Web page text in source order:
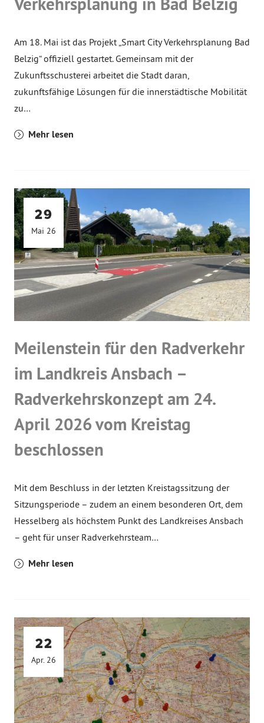
Am 18. Mai ist das Projekt „Smart City Verkehrsplanung Bad
Belzig“ offiziell gestartet. Gemeinsam mit der
Zukunftsschusterei arbeitet die Stadt daran,
zukunftsfähige Lösungen für die innerstädtische Mobilität
zu…
Mehr lesen
29
Mai 26
Meilenstein für den Radverkehr
im Landkreis Ansbach –
Radverkehrskonzept am 24.
April 2026 vom Kreistag
beschlossen
Mit dem Beschluss in der letzten Kreistagssitzung der
Sitzungsperiode – zudem an einem besonderen Ort, dem
Hesselberg als höchstem Punkt des Landkreises Ansbach
– geht für unser Radverkehrsteam…
Mehr lesen
22
Apr. 26